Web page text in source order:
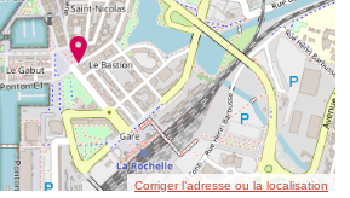
Corriger l’adresse ou la localisation